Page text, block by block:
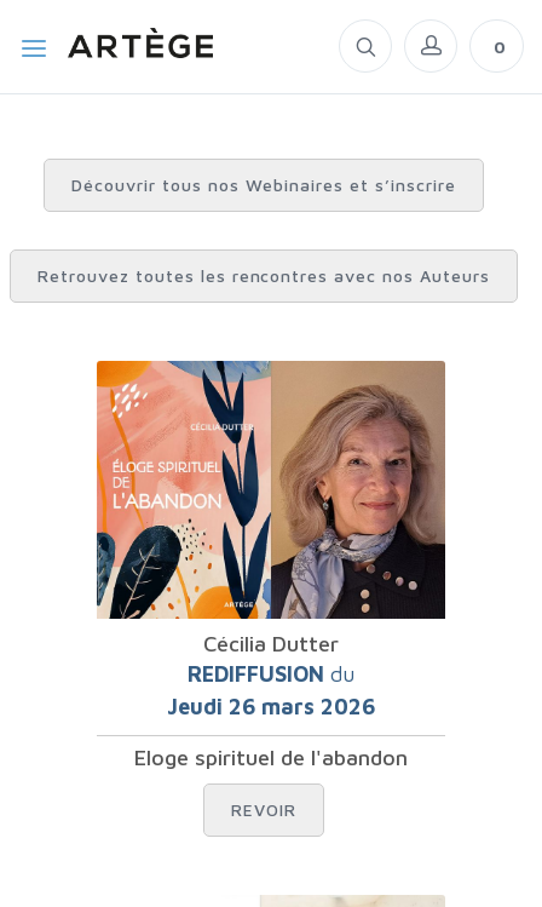
0
Découvrir tous nos Webinaires et s’inscrire
Retrouvez toutes les rencontres avec nos Auteurs
Cécilia Dutter
REDIFFUSION du
Jeudi 26 mars 2026
Eloge spirituel de l'abandon
REVOIR